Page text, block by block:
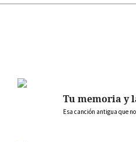
Tu memoria y
Esa canción antigua que